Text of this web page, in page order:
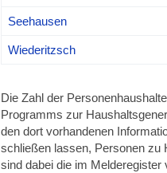
Seehausen
Wiederitzsch
Die Zahl der
Programms zur
den dort vorhandenen
schließen lassen, Personen zu
sind dabei die im